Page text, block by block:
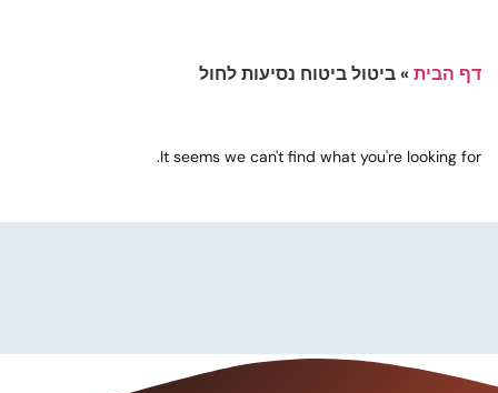
דף הבית»ביטול ביטוח נסיעות לחול
It seems we can't find what you're looking for.